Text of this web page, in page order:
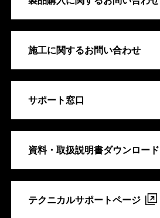
施工に関するお問い合わせ
サポート窓口
資料・取扱説明書ダウンロード
テクニカルサポートページ